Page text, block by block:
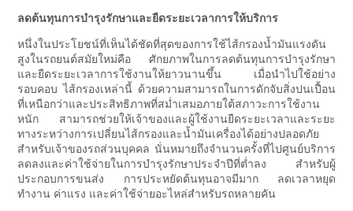
ลดต้นทุนการบำรุงรักษาและยืดระยะเวลาการให้บริการ
หนึ่งในประโยชน์ที่เห็นได้ชัดที่สุดของการใช้ไส้กรองน้ำมันแรงดัน
สูงในรถยนต์สมัยใหม่คือ ศักยภาพในการลดต้นทุนการบำรุงรักษา
และยืดระยะเวลาการใช้งานให้ยาวนานขึ้น เมื่อนำไปใช้อย่าง
รอบคอบ ไส้กรองเหล่านี้ ด้วยความสามารถในการดักจับสิ่งปนเปื้อน
ที่เหนือกว่าและประสิทธิภาพที่สม่ำเสมอภายใต้สภาวะการใช้งาน
หนัก สามารถช่วยให้เจ้าของและผู้ใช้งานยืดระยะเวลาและระยะ
ทางระหว่างการเปลี่ยนไส้กรองและน้ำมันเครื่องได้อย่างปลอดภัย
สำหรับเจ้าของรถส่วนบุคคล นั่นหมายถึงจำนวนครั้งที่ไปศูนย์บริการ
ลดลงและค่าใช้จ่ายในการบำรุงรักษาประจำปีที่ต่ำลง สำหรับผู้
ประกอบการขนส่ง การประหยัดต้นทุนอาจมีมาก ลดเวลาหยุด
ทำงาน ค่าแรง และค่าใช้จ่ายอะไหล่สำหรับรถหลายคัน